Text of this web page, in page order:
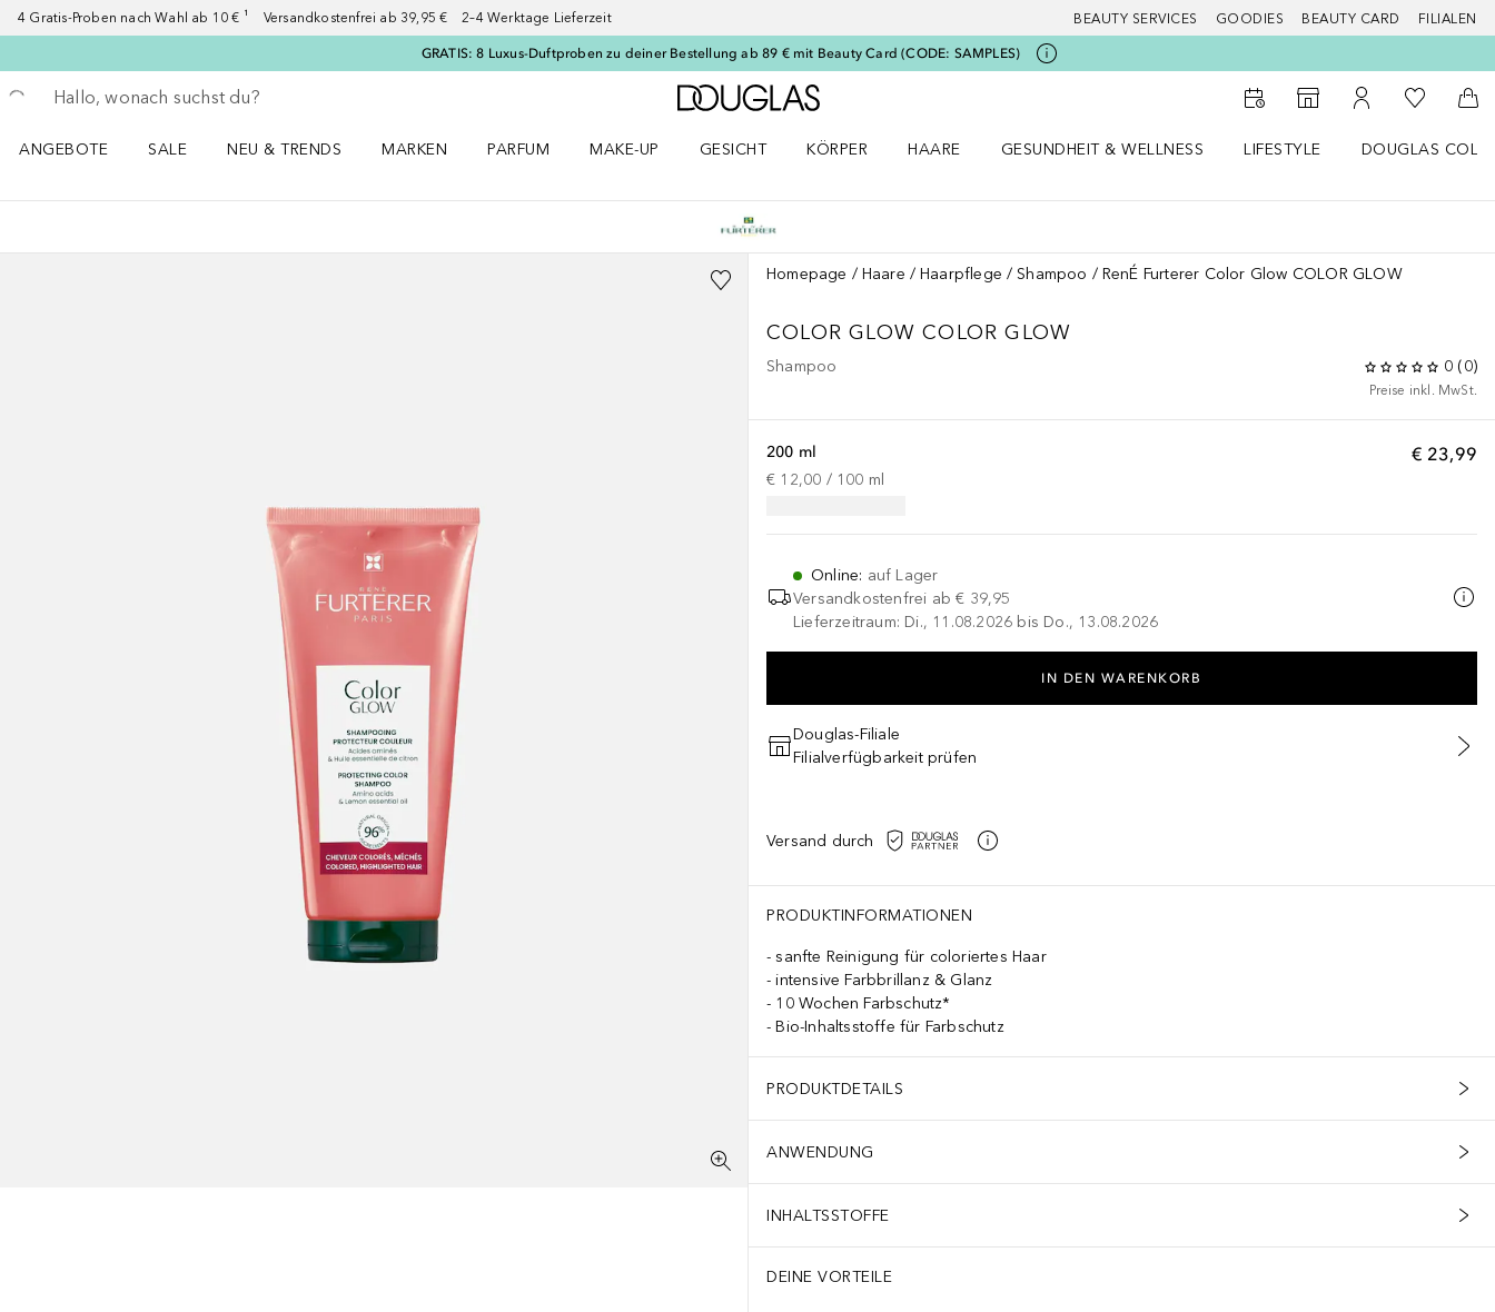
4 Gratis-Proben nach Wahl ab 10 € ¹ Versandkostenfrei ab 39,95 € 2–4 Werktage Lieferzeit BEAUTY SERVICES GOODIES BEAUTY CARD FILIALEN
GRATIS: 8 Luxus-Duftproben zu deiner Bestellung ab 89 € mit Beauty Card (CODE: SAMPLES)
Gehe zurück
Suche ausführen
Zur Douglas Startseite
Zum Storefinder
Zu Meinem
Zu Meiner
ANGEBOTE
SALE
NEU & TRENDS
MARKEN
PARFUM
MAKE-UP
GESICHT
KÖRPER
HAARE
GESUNDHEIT & WELLNESS
LIFESTYLE
DOUGLAS
Homepage Haare Haarpflege Shampoo RenÉ Furterer Color Glow COLOR GLOW
COLOR GLOW COLOR GLOW
Shampoo 0 (0)
Preise inkl. MwSt.
€ 23,99
200 ml
€ 12,00 / 100 ml
Online: auf Lager
Versandkostenfrei ab € 39,95
Lieferzeitraum: Di., 11.08.2026 bis Do., 13.08.2026
IN DEN WARENKORB
Douglas-Filiale
Filialverfügbarkeit prüfen
Versand durch
PRODUKTINFORMATIONEN
sanfte Reinigung für coloriertes Haar
intensive Farbbrillanz & Glanz
10 Wochen Farbschutz*
Bio-Inhaltsstoffe für Farbschutz
PRODUKTDETAILS
ANWENDUNG
INHALTSSTOFFE
DEINE VORTEILE